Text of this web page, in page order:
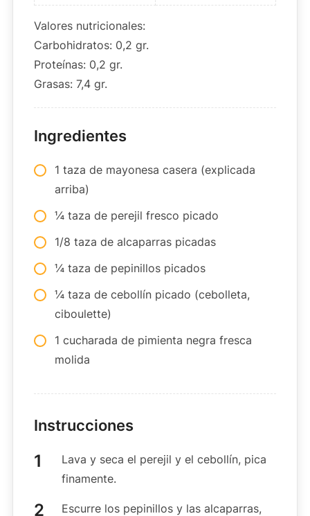
Valores nutricionales:
Carbohidratos: 0,2 gr.
Proteínas: 0,2 gr.
Grasas: 7,4 gr.
Ingredientes
1 taza de mayonesa casera (explicada
arriba)
¼ taza de perejil fresco picado
1/8 taza de alcaparras picadas
¼ taza de pepinillos picados
¼ taza de cebollín picado (cebolleta,
ciboulette)
1 cucharada de pimienta negra fresca
molida
Instrucciones
Lava y seca el perejil y el cebollín, pica
finamente.
Escurre los pepinillos y las alcaparras,